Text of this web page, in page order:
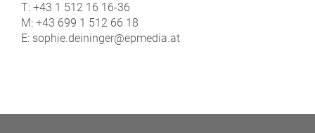
T: +43 1 512 16 16-36
M: +43 699 1 512 66 18
E: sophie.deininger@epmedia.at